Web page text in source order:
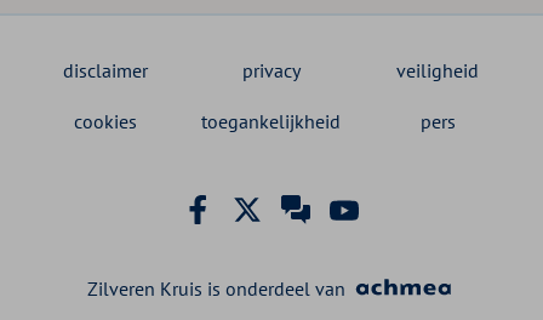
disclaimer privacy veiligheid
cookies toegankelijkheid pers
Zilveren Kruis is onderdeel van